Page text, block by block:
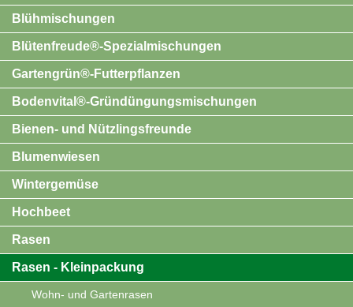
Blühmischungen
Blütenfreude®-Spezialmischungen
Gartengrün®-Futterpflanzen
Bodenvital®-Gründüngungsmischungen
Bienen- und Nützlingsfreunde
Blumenwiesen
Wintergemüse
Hochbeet
Rasen
Rasen - Kleinpackung
Wohn- und Gartenrasen